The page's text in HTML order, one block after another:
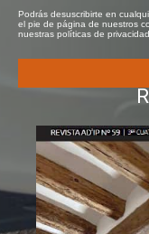
Podrás desuscribirte en
el pie de página de nuestros
nuestras políticas de